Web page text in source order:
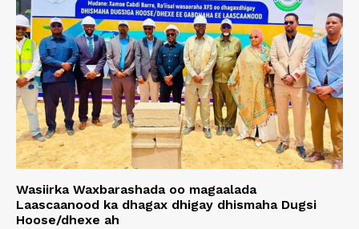
Wasiirka Waxbarashada oo magaalada
Laascaanood ka dhagax dhigay dhismaha Dugsi
Hoose/dhexe ah